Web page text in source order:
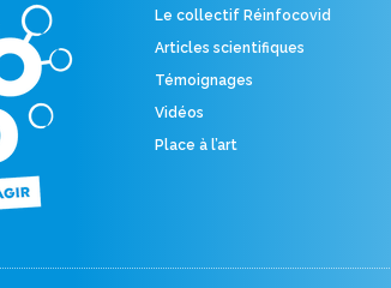
Le collectif Réinfocovid
Articles scientifiques
Témoignages
Vidéos
Place à l’art